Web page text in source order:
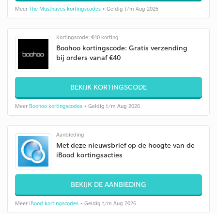
Meer The Musthaves kortingscodes • Geldig t/m Aug 2026
Kortingscode: €40 korting
Boohoo kortingscode: Gratis verzending
bij orders vanaf €40
BEKIJK KORTINGSCODE
Meer Boohoo kortingscodes • Geldig t/m Aug 2026
Aanbieding
Met deze nieuwsbrief op de hoogte van de
iBood kortingsacties
BEKIJK DE AANBIEDING
Meer iBood kortingscodes • Geldig t/m Aug 2026